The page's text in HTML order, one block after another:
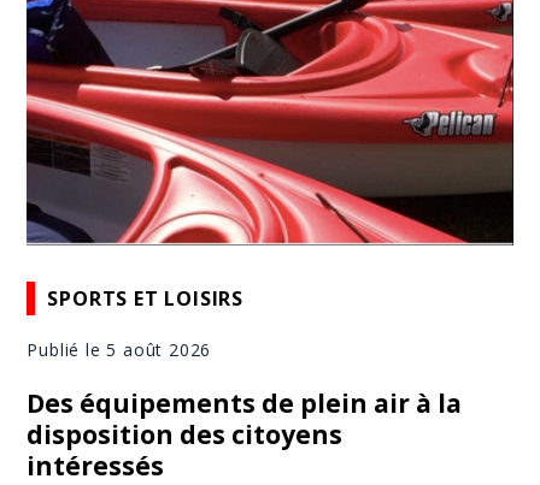
SPORTS ET LOISIRS
Publié le 5 août 2026
Des équipements de plein air à la
disposition des citoyens
intéressés